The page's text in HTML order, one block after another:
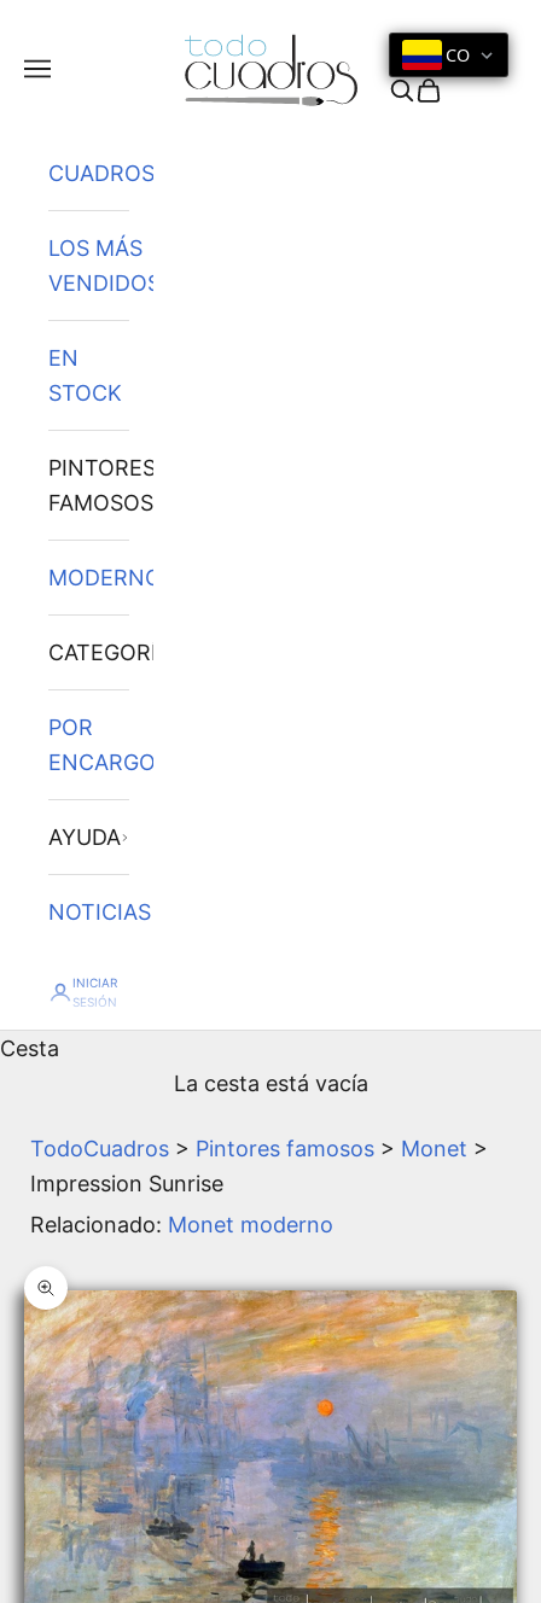
Menú
CO
Buscar
Cesta
CUADROS
LOS MÁS
VENDIDOS
EN
STOCK
PINTORES
FAMOSOS
MODERNOS
CATEGORÍAS
POR
ENCARGO
AYUDA
NOTICIAS
INICIAR
SESIÓN
Cesta
La cesta está vacía
TodoCuadros > Pintores famosos > Monet >
Impression Sunrise
Relacionado: Monet moderno
Zoom